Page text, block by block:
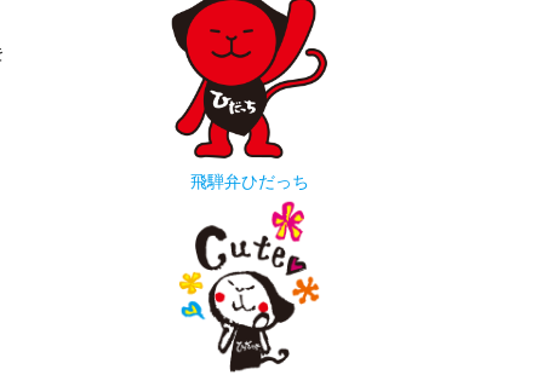
飛騨弁ひだっち